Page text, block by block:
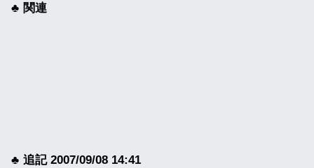
関連
追記 2007/09/08 14:41